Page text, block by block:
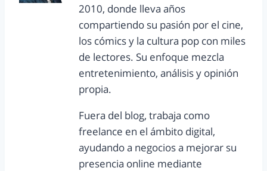
2010, donde lleva años
compartiendo su pasión por el cine,
los cómics y la cultura pop con miles
de lectores. Su enfoque mezcla
entretenimiento, análisis y opinión
propia.
Fuera del blog, trabaja como
freelance en el ámbito digital,
ayudando a negocios a mejorar su
presencia online mediante